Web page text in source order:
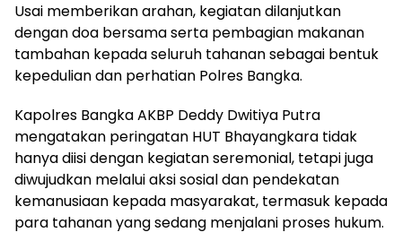
Usai memberikan arahan, kegiatan dilanjutkan
dengan doa bersama serta pembagian makanan
tambahan kepada seluruh tahanan sebagai bentuk
kepedulian dan perhatian Polres Bangka.
Kapolres Bangka AKBP Deddy Dwitiya Putra
mengatakan peringatan HUT Bhayangkara tidak
hanya diisi dengan kegiatan seremonial, tetapi juga
diwujudkan melalui aksi sosial dan pendekatan
kemanusiaan kepada masyarakat, termasuk kepada
para tahanan yang sedang menjalani proses hukum.